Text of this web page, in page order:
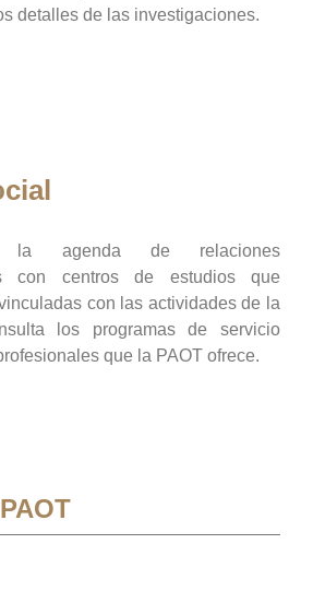
detalles de las investigaciones.
la agenda de relaciones
con centros de estudios que
con las actividades de la
los programas de servicio
que la PAOT ofrece.